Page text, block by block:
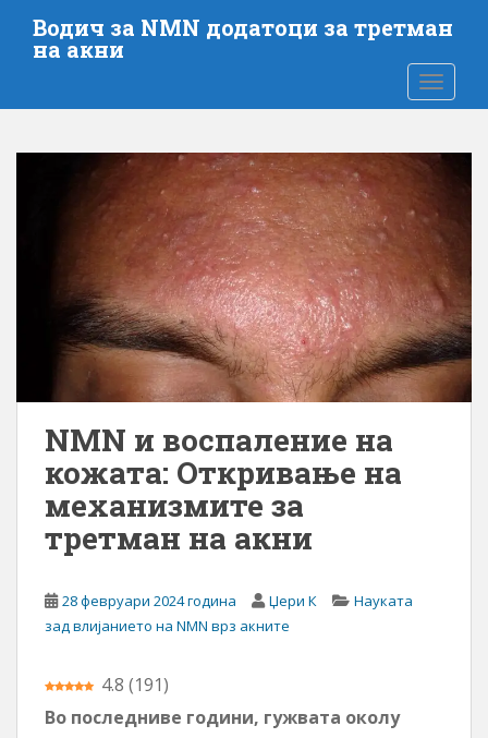
к
Водич за NMN додатоци за третман
на акни
NMN и воспаление на
кожата: Откривање на
механизмите за
третман на акни
28 февруари 2024 година Џери К
Науката
зад влијанието на NMN врз акните
4.8 (191)
Во последниве години, гужвата околу